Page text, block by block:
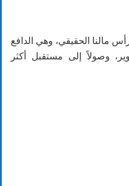
مالنا الحقيقي، وهي الدافع
وصولاً إلى مستقبل أكثر